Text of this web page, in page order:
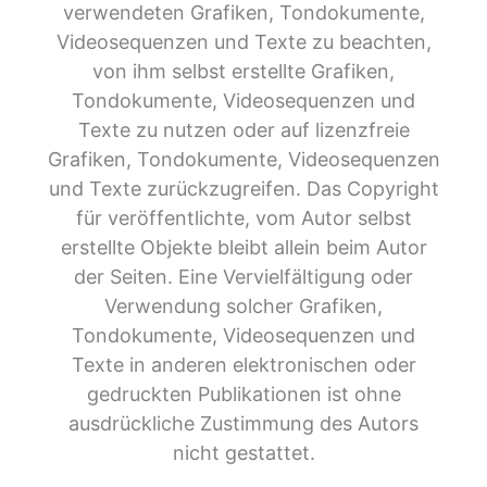
00:02:20: Die wurden alle komplett Korrektur
gelesen, die wurden nochmal formatiert und das
war so meine Tätigkeit, die man wirklich gut am
Laptop auch zu Hause machen konnte.
00:02:31: Damals hat man noch mit Disketten
gearbeitet.
00:02:33: Das kennt heute keiner mehr aber ich
hatte noch kleine Disketen immer in den
Mappen drin und um das zu machen, hatte ich
glaube eine Woche im Büro gesessen damals
noch in unserem ganz alten Büro an der
Scharnhausstraße und wurde von den
KollegInnen eingearbeitet.
00:02:49: Es gab auch Kolleginnen, die im Büro
gesessen haben aber es gab auch zwei oder
drei Frauen damals, die wirklich zu Hause
verwendeten Grafiken, Tondokumente,
Videosequenzen und Texte zu beachten,
von ihm selbst erstellte Grafiken,
Tondokumente, Videosequenzen und
Texte zu nutzen oder auf lizenzfreie
Grafiken, Tondokumente, Videosequenzen
und Texte zurückzugreifen. Das Copyright
für veröffentlichte, vom Autor selbst
erstellte Objekte bleibt allein beim Autor
der Seiten. Eine Vervielfältigung oder
Verwendung solcher Grafiken,
Tondokumente, Videosequenzen und
Texte in anderen elektronischen oder
gedruckten Publikationen ist ohne
ausdrückliche Zustimmung des Autors
nicht gestattet.